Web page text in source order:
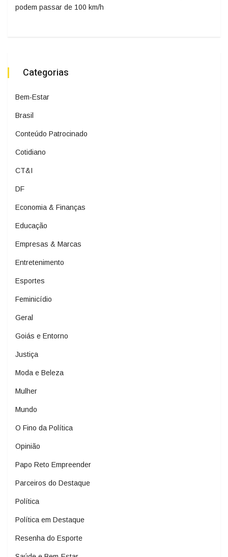
podem passar de 100 km/h
Categorias
Bem-Estar
Brasil
Conteúdo Patrocinado
Cotidiano
CT&I
DF
Economia & Finanças
Educação
Empresas & Marcas
Entretenimento
Esportes
Feminicídio
Geral
Goiás e Entorno
Justiça
Moda e Beleza
Mulher
Mundo
O Fino da Política
Opinião
Papo Reto Empreender
Parceiros do Destaque
Política
Política em Destaque
Resenha do Esporte